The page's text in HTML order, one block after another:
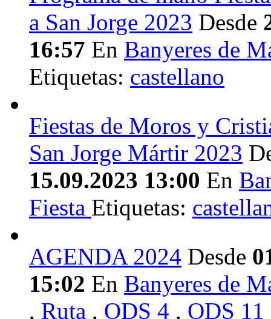
a San Jorge 2023 Desde
16:57 En Banyeres de
Etiquetas: castellano
Fiestas de Moros y
San Jorge Mártir 2023
15.09.2023 13:00 En
Fiesta Etiquetas:
AGENDA 2024 Desde
15:02 En Banyeres de
, Ruta , ODS 4 , ODS 11